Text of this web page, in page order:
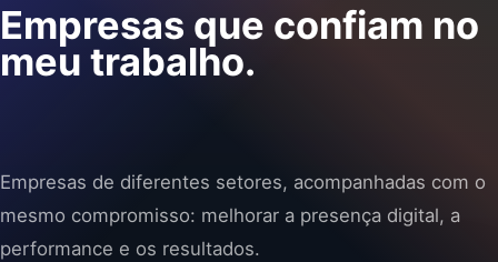
Empresas que confiam no
meu trabalho.
Empresas de diferentes setores, acompanhadas com o
mesmo compromisso: melhorar a presença digital, a
performance e os resultados.